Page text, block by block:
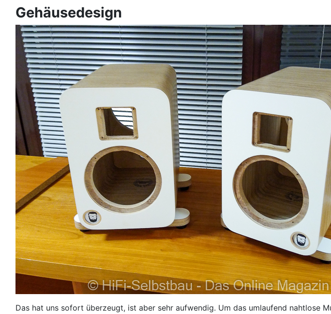
Gehäusedesign
Das hat uns sofort überzeugt, ist aber sehr aufwendig. Um das umlaufend nahtlose